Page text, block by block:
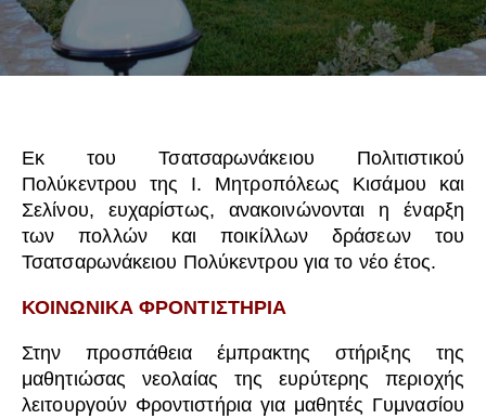
Εκ του Τσατσαρωνάκειου Πολιτιστικού
Πολύκεντρου της Ι. Μητροπόλεως Κισάμου και
Σελίνου, ευχαρίστως, ανακοινώνονται η έναρξη
των πολλών και ποικίλλων δράσεων του
Τσατσαρωνάκειου Πολύκεντρου για το νέο έτος.
ΚΟΙΝΩΝΙΚΑ ΦΡΟΝΤΙΣΤΗΡΙΑ
Στην προσπάθεια έμπρακτης στήριξης της
μαθητιώσας νεολαίας της ευρύτερης περιοχής
λειτουργούν Φροντιστήρια για μαθητές Γυμνασίου